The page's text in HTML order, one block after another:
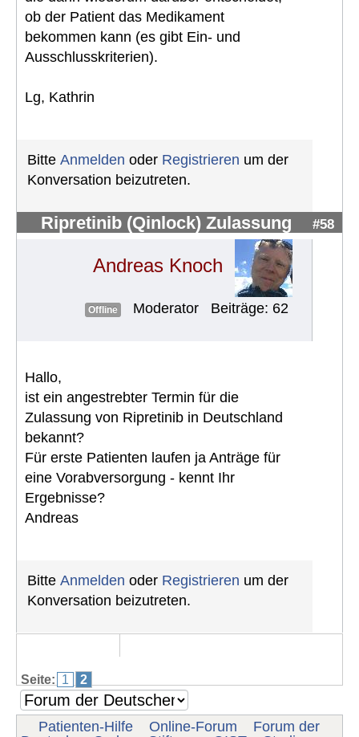
ob der Patient das Medikament
bekommen kann (es gibt Ein- und
Ausschlusskriterien).
Lg, Kathrin
Bitte Anmelden oder Registrieren um der
Konversation beizutreten.
Ripretinib (Qinlock) Zulassung #58
Andreas Knoch
Offline Moderator Beiträge: 62
Hallo,
ist ein angestrebter Termin für die
Zulassung von Ripretinib in Deutschland
bekannt?
Für erste Patienten laufen ja Anträge für
eine Vorabversorgung - kennt Ihr
Ergebnisse?
Andreas
Bitte Anmelden oder Registrieren um der
Konversation beizutreten.
Seite: 1 2
Patienten-Hilfe Online-Forum
Forum der